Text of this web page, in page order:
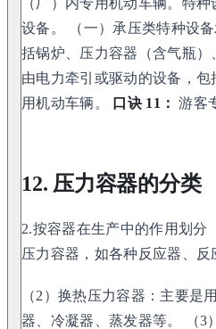
设备。 （一）承压类特种设
括锅炉、压力容器（含气瓶
由电力牵引或驱动的设备，
用机动车辆。
口诀 11： 游客
12. 压力容器的分类
2.按容器在生产中的作用划分
压力容器，如各种反应器、
（2）换热压力容器：主要是
器、冷凝器、蒸发器等。 （3